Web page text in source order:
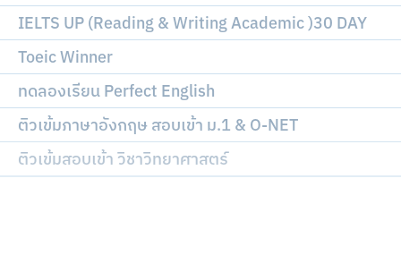
IELTS UP (Reading & Writing Academic )30 DAY
Toeic Winner
ทดลองเรียน Perfect English
ติวเข้มภาษาอังกฤษ สอบเข้า ม.1 & O-NET
ติวเข้มสอบเข้า วิชาวิทยาศาสตร์